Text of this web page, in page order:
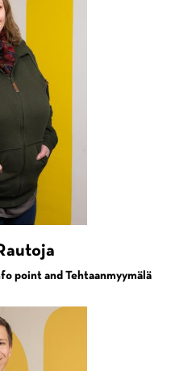
point and Tehtaanmyymälä